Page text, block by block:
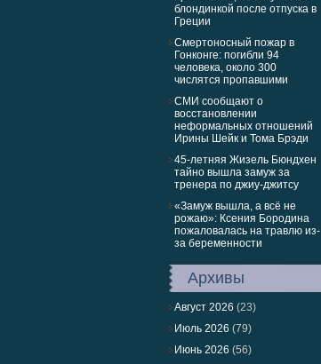
блондинкой после отпуска в
Греции
Смертоносный пожар в
Гонконге: погибли 94
человека, около 300
числятся пропавшими
СМИ сообщают о
восстановлении
неформальных отношений
Ирины Шейк и Тома Брэди
45-летняя Жизель Бюндхен
тайно вышла замуж за
тренера по джиу-джитсу
«Замуж вышла, а всё не
рожаю»: Ксения Бородина
пожаловалась на травлю из-
за беременности
Архивы
Август 2026 (23)
Июль 2026 (79)
Июнь 2026 (56)